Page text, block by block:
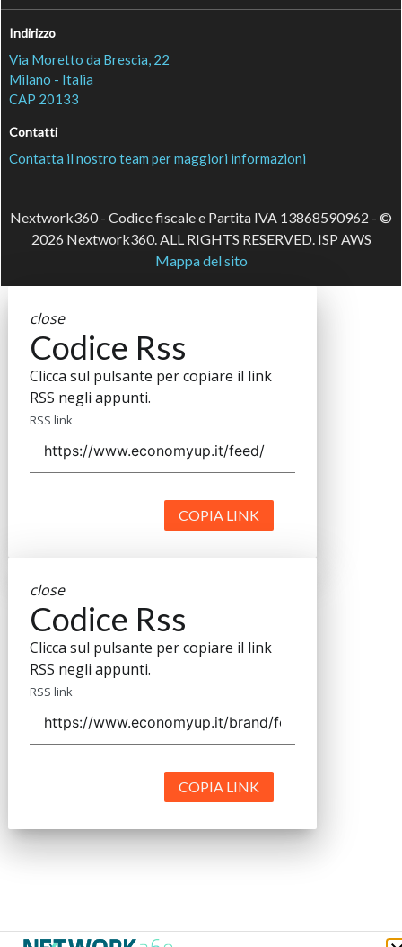
Indirizzo
Via Moretto da Brescia, 22
Milano - Italia
CAP 20133
Contatti
Contatta il nostro team per maggiori informazioni
Nextwork360 - Codice fiscale e Partita IVA 13868590962 - ©
2026 Nextwork360. ALL RIGHTS RESERVED. ISP AWS
Mappa del sito
close
Codice Rss
Clicca sul pulsante per copiare il link
RSS negli appunti.
RSS link
COPIA LINK
close
Codice Rss
Clicca sul pulsante per copiare il link
RSS negli appunti.
RSS link
COPIA LINK